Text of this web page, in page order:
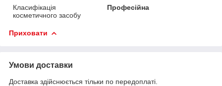
Класифікація
косметичного засобу
Професійна
Приховати
Умови доставки
Доставка здійснюється тільки по передоплаті.